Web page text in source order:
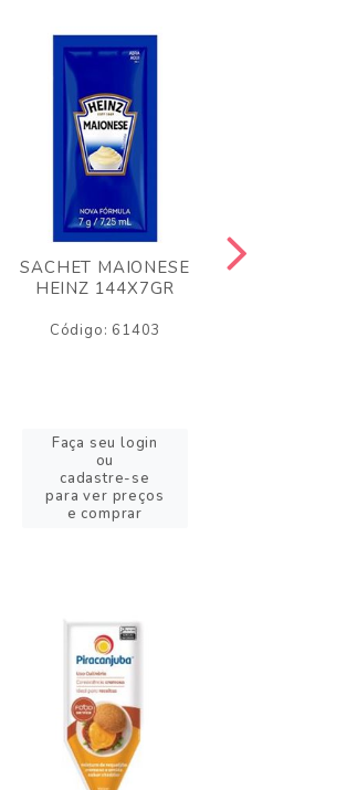
SACHET MAIONESE
HEINZ 144X7GR
Código: 61403
Faça seu login
ou
cadastre-se
para ver preços
e comprar